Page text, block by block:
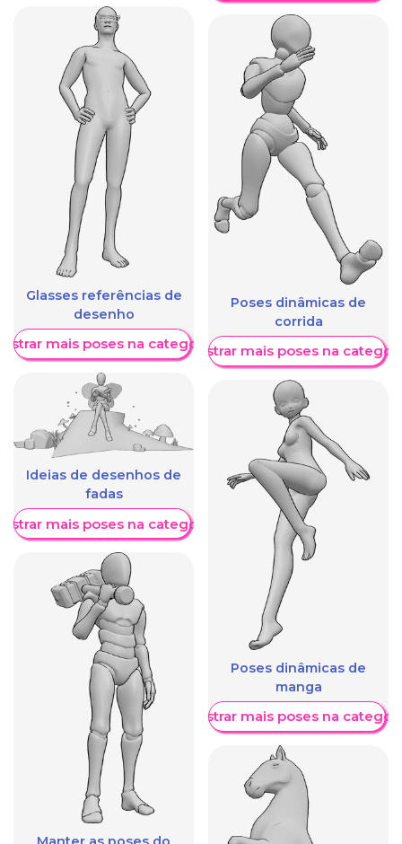
Glasses referências de
desenho
mais poses na categoria
Ideias de desenhos de
fadas
mais poses na categoria
Poses dinâmicas de
corrida
Mostrar mais poses na
Poses dinâmicas de
manga
Mostrar mais poses na